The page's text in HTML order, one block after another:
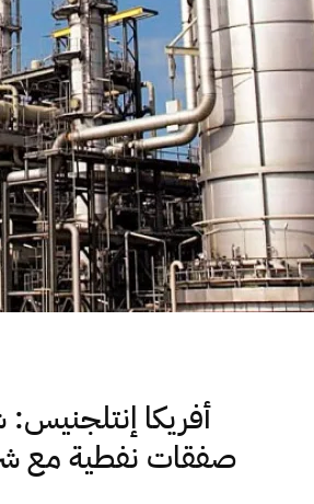
أفريكا إنتلجنيس:
صفقات نفطية مع